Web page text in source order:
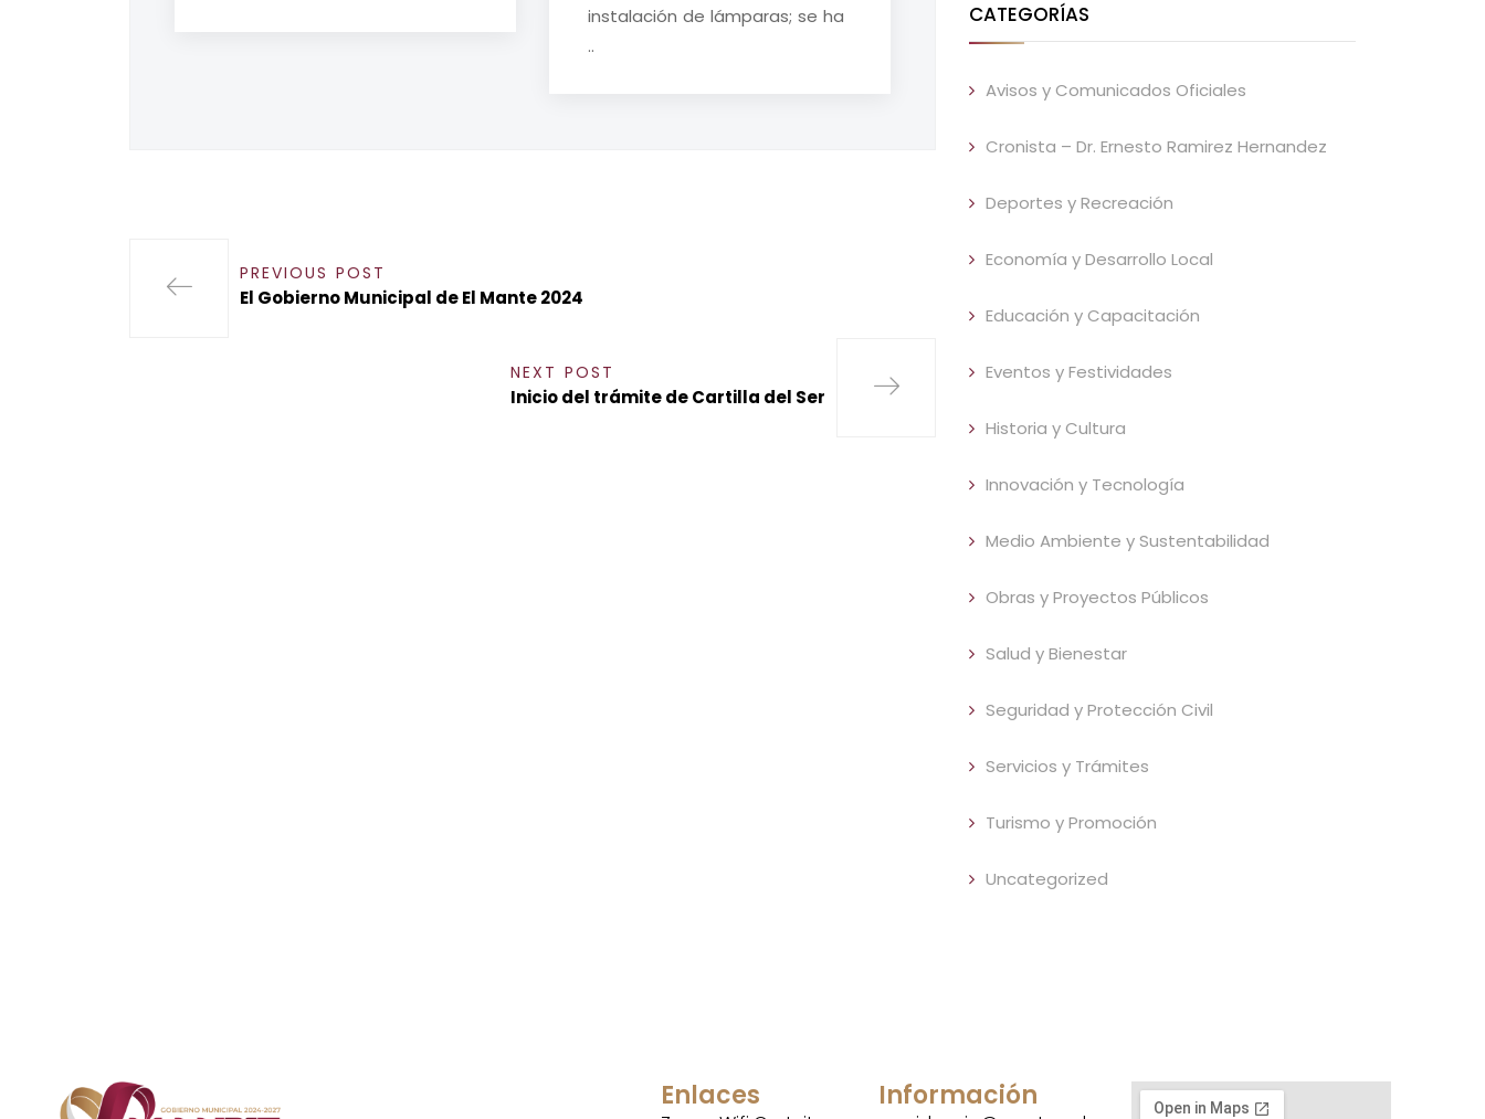
instalación de lámparas; se ha
..
PREVIOUS POST
El Gobierno Municipal de El Mante 2024
NEXT POST
Inicio del trámite de Cartilla del Ser
CATEGORÍAS
Avisos y Comunicados Oficiales
Cronista – Dr. Ernesto Ramirez Hernandez
Deportes y Recreación
Economía y Desarrollo Local
Educación y Capacitación
Eventos y Festividades
Historia y Cultura
Innovación y Tecnología
Medio Ambiente y Sustentabilidad
Obras y Proyectos Públicos
Salud y Bienestar
Seguridad y Protección Civil
Servicios y Trámites
Turismo y Promoción
Uncategorized
Enlaces Información